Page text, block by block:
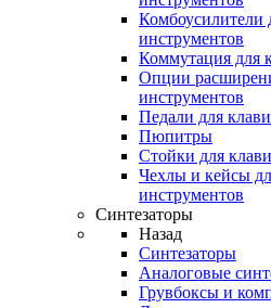
инструментов
Коммутация для
Опции
инструментов
Педали для
Пюпитры
Стойки для
Чехлы и кейсы
инструментов
Синтезаторы
Назад
Синтезаторы
Аналоговые
Грувбоксы и